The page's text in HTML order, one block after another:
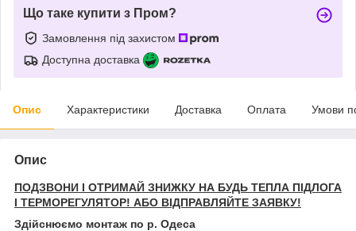
Що таке купити з Пром?
Замовлення під захистом
Доступна доставка
Опис Характеристики Доставка Оплата Умови
Опис
ПОДЗВОНИ І ОТРИМАЙ ЗНИЖКУ НА БУДЬ ТЕПЛА ПІДЛОГА
І ТЕРМОРЕГУЛЯТОР! АБО ВІДПРАВЛЯЙТЕ ЗАЯВКУ!
Здійснюємо монтаж по р. Одеса